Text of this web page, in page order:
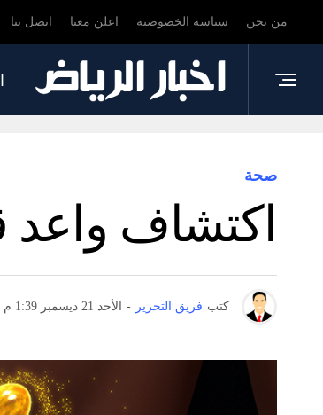
من نحن سياسة الخصوصية اعلن معنا اتصل بنا
صحة
اكتشاف واعد
كتب فريق التحرير - الأحد 21 ديسمبر 1:39 م